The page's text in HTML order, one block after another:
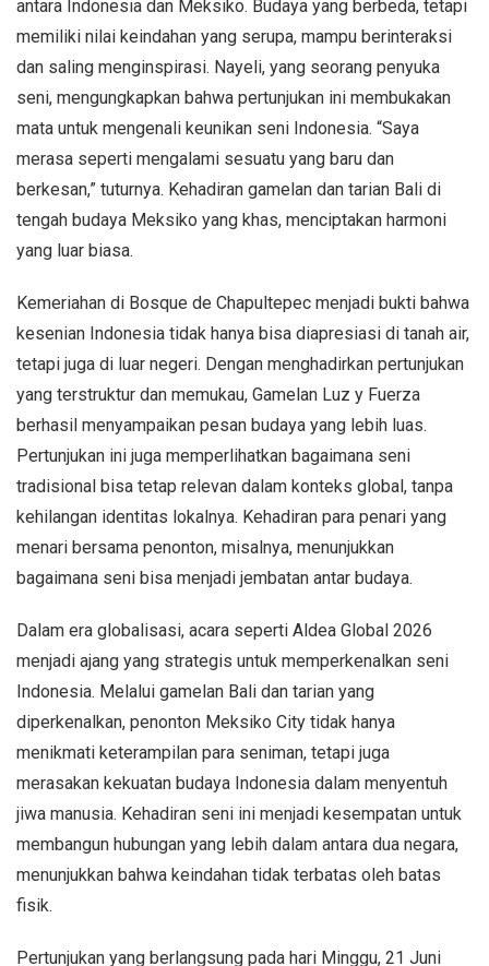
antara Indonesia dan Meksiko. Budaya yang berbeda, tetapi
memiliki nilai keindahan yang serupa, mampu berinteraksi
dan saling menginspirasi. Nayeli, yang seorang penyuka
seni, mengungkapkan bahwa pertunjukan ini membukakan
mata untuk mengenali keunikan seni Indonesia. “Saya
merasa seperti mengalami sesuatu yang baru dan
berkesan,” tuturnya. Kehadiran gamelan dan tarian Bali di
tengah budaya Meksiko yang khas, menciptakan harmoni
yang luar biasa.
Kemeriahan di Bosque de Chapultepec menjadi bukti bahwa
kesenian Indonesia tidak hanya bisa diapresiasi di tanah air,
tetapi juga di luar negeri. Dengan menghadirkan pertunjukan
yang terstruktur dan memukau, Gamelan Luz y Fuerza
berhasil menyampaikan pesan budaya yang lebih luas.
Pertunjukan ini juga memperlihatkan bagaimana seni
tradisional bisa tetap relevan dalam konteks global, tanpa
kehilangan identitas lokalnya. Kehadiran para penari yang
menari bersama penonton, misalnya, menunjukkan
bagaimana seni bisa menjadi jembatan antar budaya.
Dalam era globalisasi, acara seperti Aldea Global 2026
menjadi ajang yang strategis untuk memperkenalkan seni
Indonesia. Melalui gamelan Bali dan tarian yang
diperkenalkan, penonton Meksiko City tidak hanya
menikmati keterampilan para seniman, tetapi juga
merasakan kekuatan budaya Indonesia dalam menyentuh
jiwa manusia. Kehadiran seni ini menjadi kesempatan untuk
membangun hubungan yang lebih dalam antara dua negara,
menunjukkan bahwa keindahan tidak terbatas oleh batas
fisik.
Pertunjukan yang berlangsung pada hari Minggu, 21 Juni